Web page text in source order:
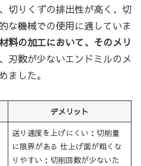
切りくずの排出性が高く、切
な機械での使用に適していま
料の加工において、そのメリ
刃数が少ないエンドミルのメ
ました。
デメリット
送り速度を上げにくい：切削量
に限界がある 仕上げ面が粗くな
りやすい：切削回数が少ないた